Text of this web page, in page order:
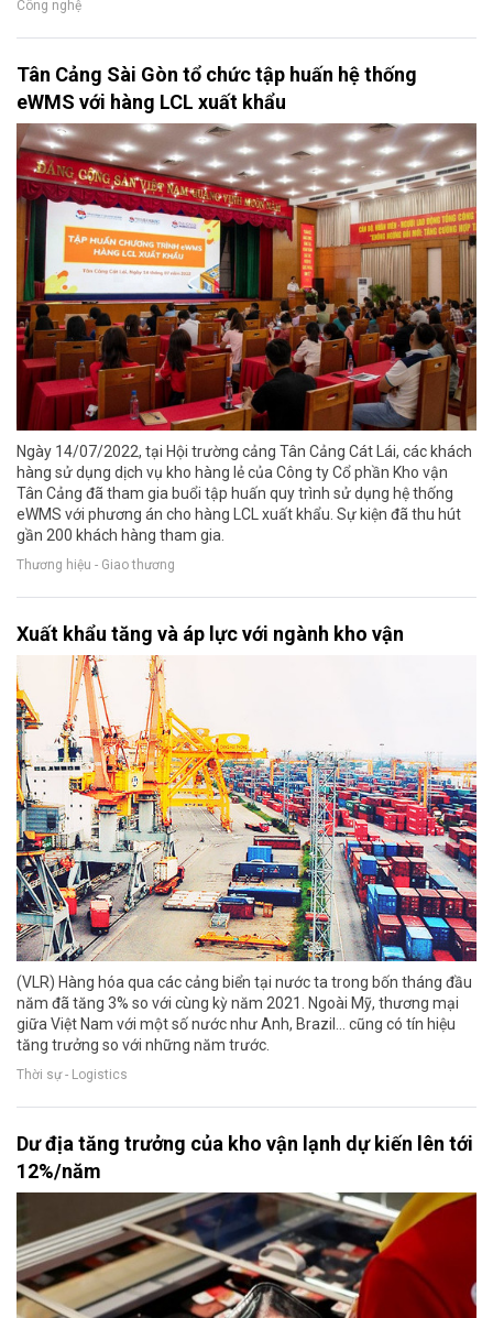
Công nghệ
Tân Cảng Sài Gòn tổ chức tập huấn hệ thống
eWMS với hàng LCL xuất khẩu
Ngày 14/07/2022, tại Hội trường cảng Tân Cảng Cát Lái, các khách
hàng sử dụng dịch vụ kho hàng lẻ của Công ty Cổ phần Kho vận
Tân Cảng đã tham gia buổi tập huấn quy trình sử dụng hệ thống
eWMS với phương án cho hàng LCL xuất khẩu. Sự kiện đã thu hút
gần 200 khách hàng tham gia.
Thương hiệu - Giao thương
Xuất khẩu tăng và áp lực với ngành kho vận
(VLR) Hàng hóa qua các cảng biển tại nước ta trong bốn tháng đầu
năm đã tăng 3% so với cùng kỳ năm 2021. Ngoài Mỹ, thương mại
giữa Việt Nam với một số nước như Anh, Brazil… cũng có tín hiệu
tăng trưởng so với những năm trước.
Thời sự - Logistics
Dư địa tăng trưởng của kho vận lạnh dự kiến lên tới
12%/năm